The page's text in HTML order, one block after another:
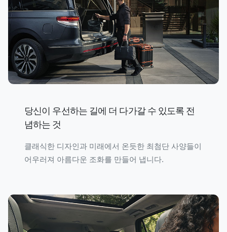
당신이 우선하는 길에 더 다가갈 수 있도록 전
념하는 것
클래식한 디자인과 미래에서 온듯한 최첨단 사양들이
어우러져 아름다운 조화를 만들어 냅니다.